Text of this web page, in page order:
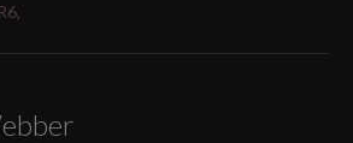
R6,